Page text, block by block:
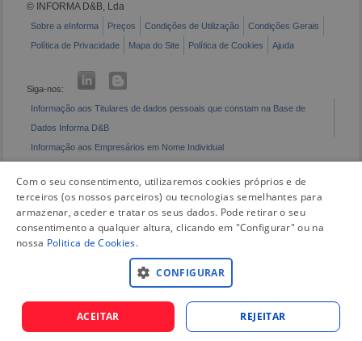
© INFORMA D&B, Lda
Sobre a eInforma Preços Condições de Utilização
Condições Gerais
Política de Privacidade
Mapa do Site Política de Cookies Ajuda
Siga-nos:
Informação aos Titulares de dados pessoais que constam na Base de
Dados Informa D&B
Informação aos Empresários em Nome Individual
Com o seu consentimento, utilizaremos cookies próprios e de
terceiros (os nossos parceiros) ou tecnologias semelhantes para
armazenar, aceder e tratar os seus dados. Pode retirar o seu
consentimento a qualquer altura, clicando em "Configurar" ou na
nossa Politica de Cookies.
CONFIGURAR
ACEITAR REJEITAR